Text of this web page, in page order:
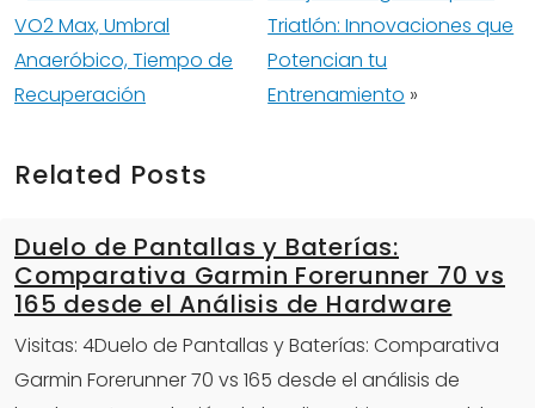
VO2 Max, Umbral
Anaeróbico, Tiempo de
Recuperación
Triatlón: Innovaciones que
Potencian tu
Entrenamiento »
Related Posts
Duelo de Pantallas y Baterías:
Comparativa Garmin Forerunner 70 vs
165 desde el Análisis de Hardware
Visitas: 4Duelo de Pantallas y Baterías: Comparativa
Garmin Forerunner 70 vs 165 desde el análisis de